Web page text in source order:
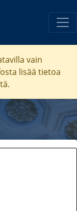
vain
lisää tietoa